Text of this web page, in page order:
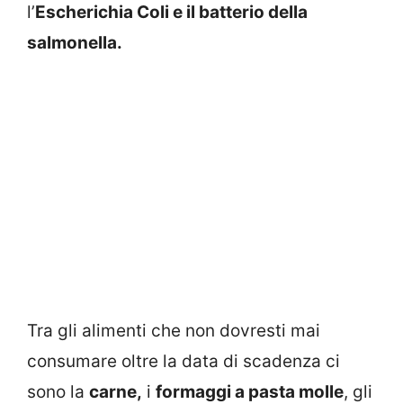
l’Escherichia Coli e il batterio della
salmonella.
Tra gli alimenti che non dovresti mai
consumare oltre la data di scadenza ci
sono la carne, i formaggi a pasta molle, gli